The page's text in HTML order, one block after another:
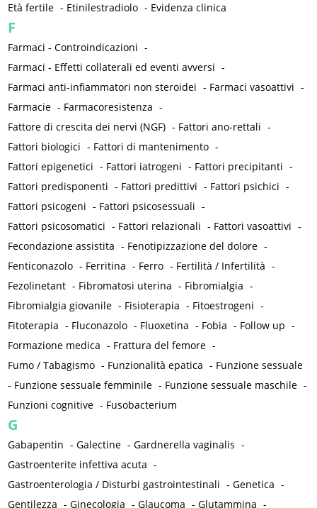
Età fertile - Etinilestradiolo - Evidenza clinica
F
Farmaci - Controindicazioni -
Farmaci - Effetti collaterali ed eventi avversi -
Farmaci anti-infiammatori non steroidei - Farmaci vasoattivi -
Farmacie - Farmacoresistenza -
Fattore di crescita dei nervi (NGF) - Fattori ano-rettali -
Fattori biologici - Fattori di mantenimento -
Fattori epigenetici - Fattori iatrogeni - Fattori precipitanti -
Fattori predisponenti - Fattori predittivi - Fattori psichici -
Fattori psicogeni - Fattori psicosessuali -
Fattori psicosomatici - Fattori relazionali - Fattori vasoattivi -
Fecondazione assistita - Fenotipizzazione del dolore -
Fenticonazolo - Ferritina - Ferro - Fertilità / Infertilità -
Fezolinetant - Fibromatosi uterina - Fibromialgia -
Fibromialgia giovanile - Fisioterapia - Fitoestrogeni -
Fitoterapia - Fluconazolo - Fluoxetina - Fobia - Follow up -
Formazione medica - Frattura del femore -
Fumo / Tabagismo - Funzionalità epatica - Funzione sessuale
- Funzione sessuale femminile - Funzione sessuale maschile -
Funzioni cognitive - Fusobacterium
G
Gabapentin -Galectine -Gardnerella vaginalis -
Gastroenterite infettiva acuta -
Gastroenterologia / Disturbi gastrointestinali -Genetica -
Gentilezza -Ginecologia -Glaucoma -Glutammina -